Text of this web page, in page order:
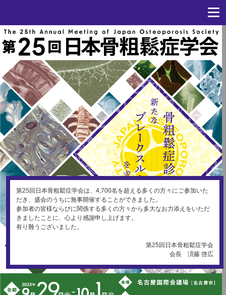
第25回日本骨粗鬆症学会は、4,700名を超える多くの方々にご参加いた
だき、盛会のうちに無事開催することができました。
参加者の皆様ならびに関係する多くの方々から多大なお力添えをいただ
きましたことに、心より感謝申し上げます。
有り難うございました。
第25回日本骨粗鬆症学会
会長 湏藤 啓広